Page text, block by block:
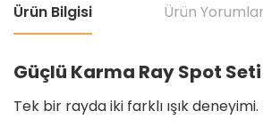
Ürün Bilgisi Ürün
Güçlü Karma Ray Spot
Tek bir rayda iki farklı ışık